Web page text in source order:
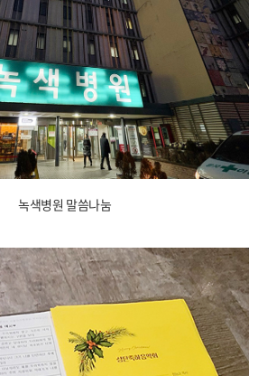
녹색병원 말씀나눔